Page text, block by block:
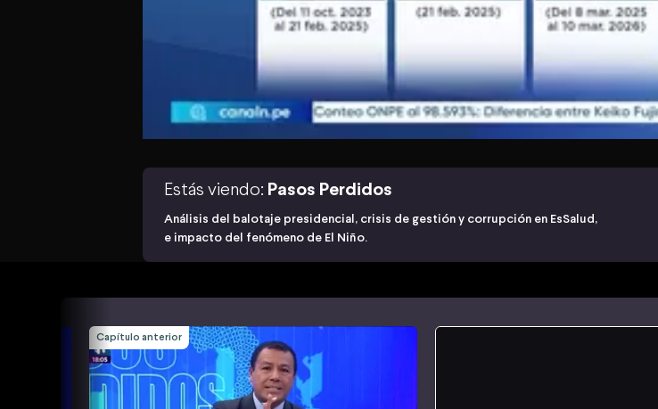
Estás viendo: Pasos Perdidos
Análisis del balotaje presidencial, crisis de gestión y corrupción en EsSalud,
e impacto del fenómeno de El Niño.
Capítulo anterior